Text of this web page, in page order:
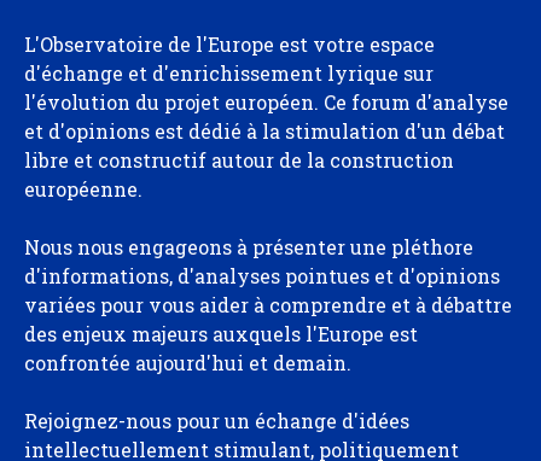
L'Observatoire de l'Europe est votre espace
d'échange et d'enrichissement lyrique sur
l'évolution du projet européen. Ce forum d'analyse
et d'opinions est dédié à la stimulation d'un débat
libre et constructif autour de la construction
européenne.
Nous nous engageons à présenter une pléthore
d'informations, d'analyses pointues et d'opinions
variées pour vous aider à comprendre et à débattre
des enjeux majeurs auxquels l'Europe est
confrontée aujourd'hui et demain.
Rejoignez-nous pour un échange d'idées
intellectuellement stimulant, politiquement